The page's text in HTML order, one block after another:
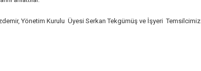
Yönetim Kurulu Üyesi Serkan Tekgümüş ve İşyeri Temsilcimiz